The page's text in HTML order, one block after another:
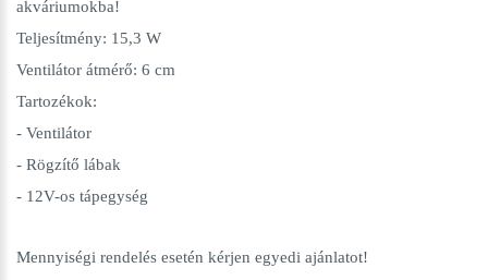
akváriumokba!
Teljesítmény: 15,3 W
Ventilátor átmérő: 6 cm
Tartozékok:
- Ventilátor
- Rögzítő lábak
- 12V-os tápegység
Mennyiségi rendelés esetén kérjen egyedi ajánlatot!